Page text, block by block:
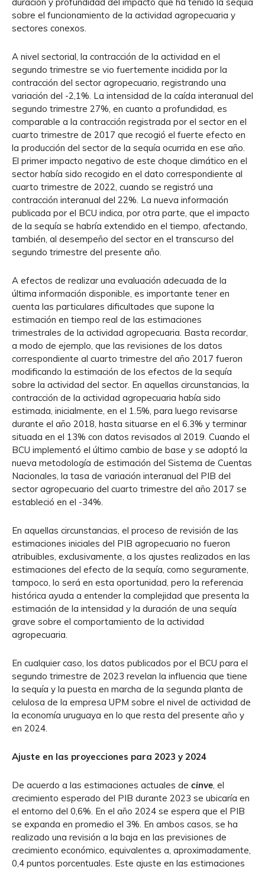
sobre el funcionamiento de la actividad agropecuaria y
sectores conexos.
A nivel sectorial, la contracción de la actividad en el
segundo trimestre se vio fuertemente incidida por la
contracción del sector agropecuario, registrando una
variación del -2,1%. La intensidad de la caída interanual del
segundo trimestre 27%, en cuanto a profundidad, es
comparable a la contracción registrada por el sector en el
cuarto trimestre de 2017 que recogió el fuerte efecto en
la producción del sector de la sequía ocurrida en ese año.
El primer impacto negativo de este choque climático en el
sector había sido recogido en el dato correspondiente al
cuarto trimestre de 2022, cuando se registró una
contracción interanual del 22%. La nueva información
publicada por el BCU indica, por otra parte, que el impacto
de la sequía se habría extendido en el tiempo, afectando,
también, al desempeño del sector en el transcurso del
segundo trimestre del presente año.
A efectos de realizar una evaluación adecuada de la
última información disponible, es importante tener en
cuenta las particulares dificultades que supone la
estimación en tiempo real de las estimaciones
trimestrales de la actividad agropecuaria. Basta recordar,
a modo de ejemplo, que las revisiones de los datos
correspondiente al cuarto trimestre del año 2017 fueron
modificando la estimación de los efectos de la sequía
sobre la actividad del sector. En aquellas circunstancias, la
contracción de la actividad agropecuaria había sido
estimada, inicialmente, en el 1.5%, para luego revisarse
durante el año 2018, hasta situarse en el 6.3% y terminar
situada en el 13% con datos revisados al 2019. Cuando el
BCU implementó el último cambio de base y se adoptó la
nueva metodología de estimación del Sistema de Cuentas
Nacionales, la tasa de variación interanual del PIB del
sector agropecuario del cuarto trimestre del año 2017 se
estableció en el -34%.
En aquellas circunstancias, el proceso de revisión de las
estimaciones iniciales del PIB agropecuario no fueron
atribuibles, exclusivamente, a los ajustes realizados en las
estimaciones del efecto de la sequía, como seguramente,
tampoco, lo será en esta oportunidad, pero la referencia
histórica ayuda a entender la complejidad que presenta la
estimación de la intensidad y la duración de una sequía
grave sobre el comportamiento de la actividad
agropecuaria.
En cualquier caso, los datos publicados por el BCU para el
segundo trimestre de 2023 revelan la influencia que tiene
la sequía y la puesta en marcha de la segunda planta de
celulosa de la empresa UPM sobre el nivel de actividad de
la economía uruguaya en lo que resta del presente año y
en 2024.
Ajuste en las proyecciones para 2023 y 2024
De acuerdo a las estimaciones actuales de cinve, el
crecimiento esperado del PIB durante 2023 se ubicaría en
el entorno del 0,6%. En el año 2024 se espera que el PIB
se expanda en promedio el 3%. En ambos casos, se ha
realizado una revisión a la baja en las previsiones de
crecimiento económico, equivalentes a, aproximadamente,
0,4 puntos porcentuales. Este ajuste en las estimaciones